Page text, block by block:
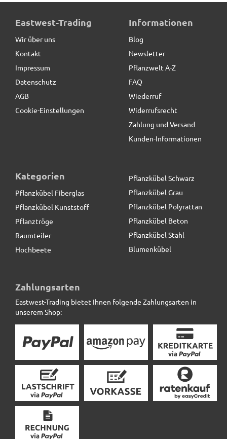
Eastwest-Trading
Wir über uns
Kontakt
Impressum
Datenschutz
AGB
Cookie-Einstellungen
Informationen
Blog
Newsletter
Pflanzwelt A-Z
FAQ
Wiederruf
Widerrufsrecht
Zahlung und Versand
Kunden-Informationen
Kategorien
Pflanzkübel Fiberglas
Pflanzkübel Kunststoff
Pflanztröge
Raumteiler
Hochbeete
Pflanzkübel Schwarz
Pflanzkübel Grau
Pflanzkübel Polyrattan
Pflanzkübel Beton
Pflanzkübel Stahl
Blumenkübel
Zahlungsarten
Eastwest-Trading bietet Ihnen folgende Zahlungsarten in
unserem Shop: